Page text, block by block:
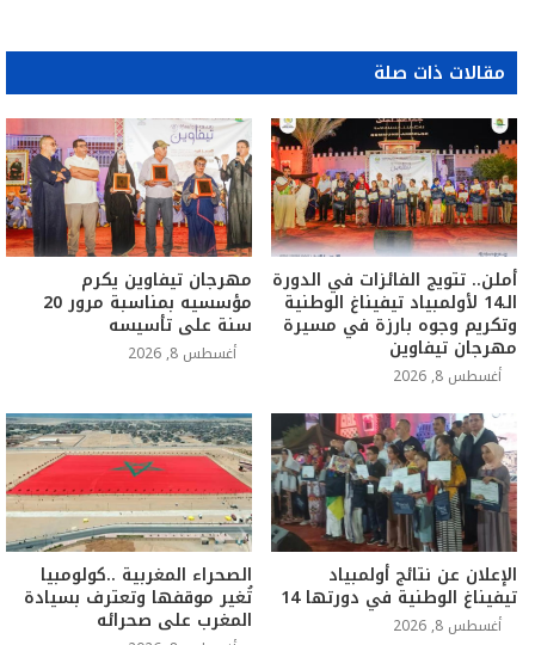
مقالات ذات صلة
أملن.. تتويج الفائزات في الدورة
الـ14 لأولمبياد تيفيناغ الوطنية
وتكريم وجوه بارزة في مسيرة
مهرجان تيفاوين
أغسطس 8, 2026
مهرجان تيفاوين يكرم
مؤسسيه بمناسبة مرور 20
سنة على تأسيسه
أغسطس 8, 2026
الإعلان عن نتائج أولمبياد
تيفيناغ الوطنية في دورتها 14
أغسطس 8, 2026
الصحراء المغربية ..كولومبيا
تُغير موقفها وتعترف بسيادة
المغرب على صحرائه